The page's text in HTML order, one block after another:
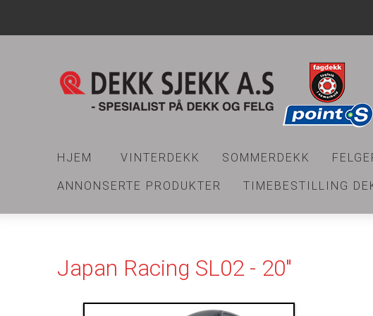
HJEM VINTERDEKK SOMMERDEKK
ANNONSERTE PRODUKTER TIMEBESTILLING
Japan Racing SL02 - 20"